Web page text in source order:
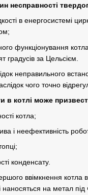
несправності
в енергосистемі
функціонування
градусів за Цельсієм.
неправильного
чого точно
в котлі може
котла;
і неефективність
конденсату.
ввімкнення котла
наносяться на метал